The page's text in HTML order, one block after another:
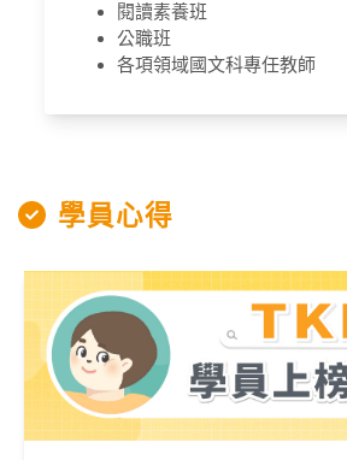
學員心得
閱讀素養班
公職班
各項領域國文科專任教師